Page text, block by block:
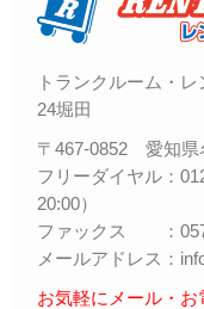
トランクルーム・
24堀田
〒467-0852 愛知県
フリーダイヤル：
20:00）
ファックス ：
メールアドレス：
お気軽にメール・お